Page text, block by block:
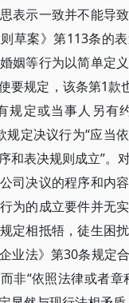
表示一致并不能导
草案》第113条的
姻等行为以简单定
要规定，该条第1款
规定或当事人另有
规定决议行为“应当
和表决规则成立”。
司决议的程序和内
为的成立要件并无
定相抵牾，徒生困
业法》第30条规定
非“依照法律或者章